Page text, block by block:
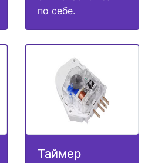
по себе.
Таймер